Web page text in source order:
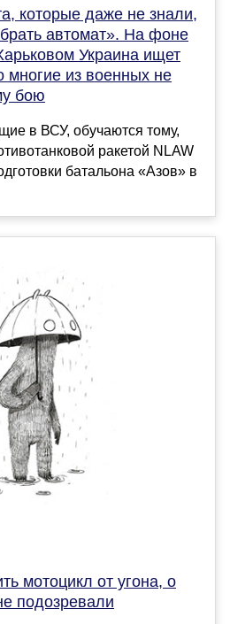
которые даже не знали,
автомат». На фоне
Украина ищет
многие из военных не
бою
в ВСУ, обучаются тому,
ракетой NLAW
батальона «Азов» в
мотоцикл от угона, о
подозревали